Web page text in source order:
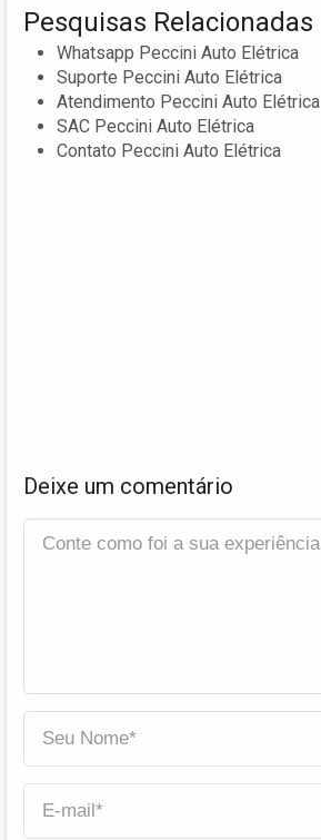
Pesquisas Relacionadas
Whatsapp Peccini Auto Elétrica
Suporte Peccini Auto Elétrica
Atendimento Peccini Auto Elétrica
SAC Peccini Auto Elétrica
Contato Peccini Auto Elétrica
Deixe um comentário